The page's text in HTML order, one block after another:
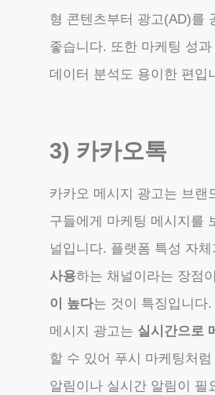
형 콘텐츠부터 광고(AD)를
좋습니다. 또한 마케팅 성
데이터 분석도 용이한 편입
3) 카카오톡
카카오 메시지 광고는 브랜
구들에게 마케팅 메시지를
널입니다. 플랫폼 특성 자체
사용하는 채널이라는 장점
이 높다는 것이 특징입니다
메시지 광고는 실시간으로
할 수 있어 푸시 마케팅처
알림이나 실시간 알림이 필